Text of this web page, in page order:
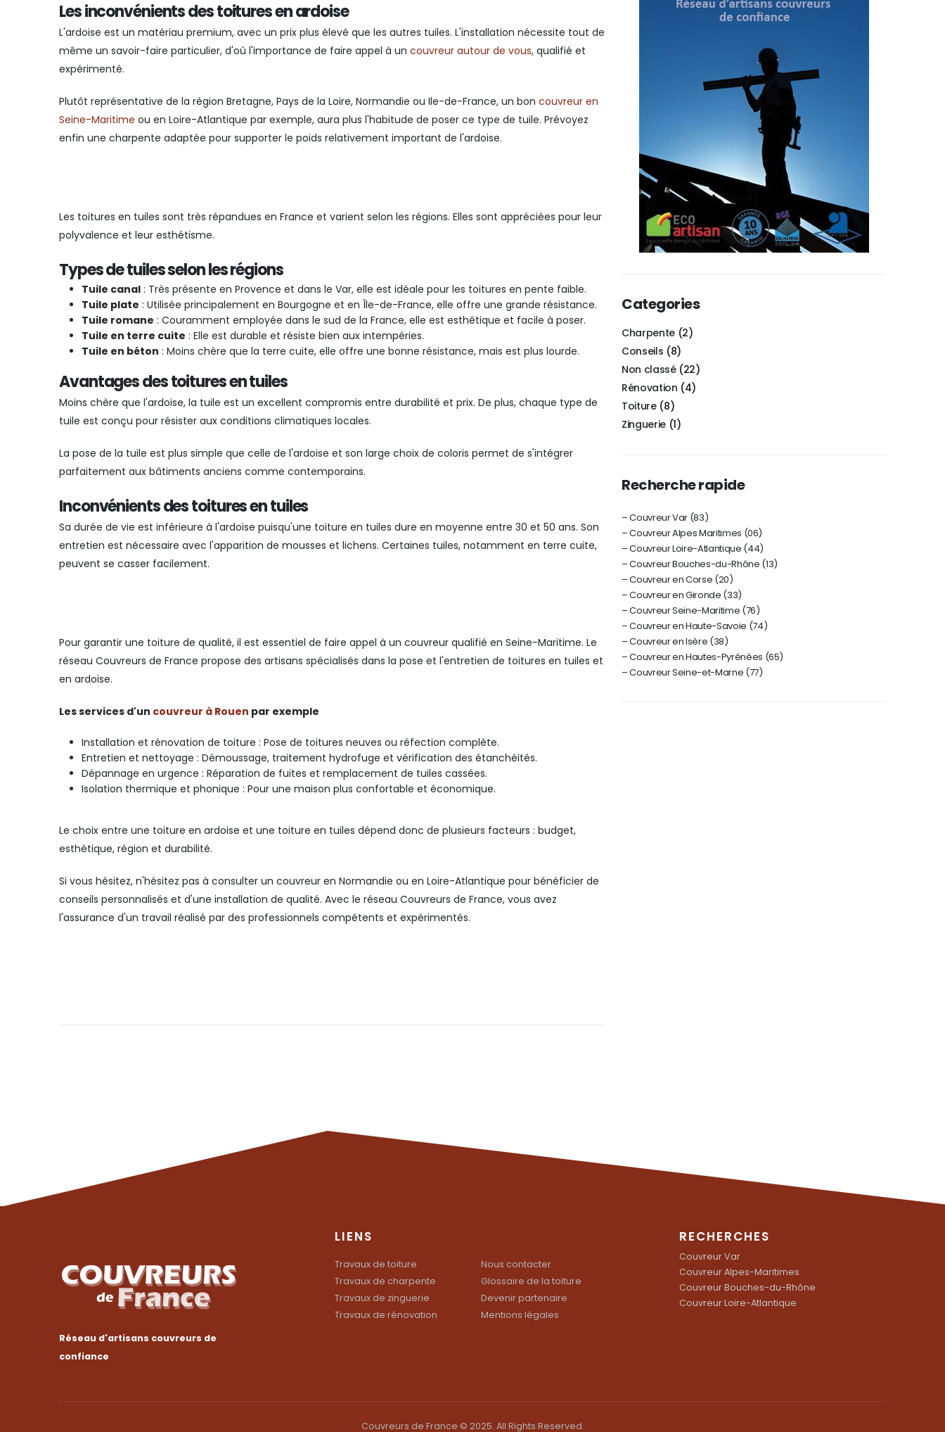
Les inconvénients des toitures en ardoise
L'ardoise est un matériau premium, avec un prix plus élevé que les autres tuiles. L'installation nécessite tout de
même un savoir-faire particulier, d'où l'importance de faire appel à un couvreur autour de vous, qualifié et
expérimenté.
Plutôt représentative de la région Bretagne, Pays de la Loire, Normandie ou Ile-de-France, un bon couvreur en
Seine-Maritime ou en Loire-Atlantique par exemple, aura plus l'habitude de poser ce type de tuile. Prévoyez
enfin une charpente adaptée pour supporter le poids relativement important de l'ardoise.
Les toitures en tuiles sont très répandues en France et varient selon les régions. Elles sont appréciées pour leur
polyvalence et leur esthétisme.
Types de tuiles selon les régions
Tuile canal : Très présente en Provence et dans le Var, elle est idéale pour les toitures en pente faible.
Tuile plate : Utilisée principalement en Bourgogne et en Île-de-France, elle offre une grande résistance.
Tuile romane : Couramment employée dans le sud de la France, elle est esthétique et facile à poser.
Tuile en terre cuite : Elle est durable et résiste bien aux intempéries.
Tuile en béton : Moins chère que la terre cuite, elle offre une bonne résistance, mais est plus lourde.
Avantages des toitures en tuiles
Moins chère que l'ardoise, la tuile est un excellent compromis entre durabilité et prix. De plus, chaque type de
tuile est conçu pour résister aux conditions climatiques locales.
La pose de la tuile est plus simple que celle de l'ardoise et son large choix de coloris permet de s'intégrer
parfaitement aux bâtiments anciens comme contemporains.
Inconvénients des toitures en tuiles
Sa durée de vie est inférieure à l'ardoise puisqu'une toiture en tuiles dure en moyenne entre 30 et 50 ans. Son
entretien est nécessaire avec l'apparition de mousses et lichens. Certaines tuiles, notamment en terre cuite,
peuvent se casser facilement.
Pour garantir une toiture de qualité, il est essentiel de faire appel à un couvreur qualifié en Seine-Maritime. Le
réseau Couvreurs de France propose des artisans spécialisés dans la pose et l'entretien de toitures en tuiles et
en ardoise.
Les services d'un couvreur à Rouen par exemple
Installation et rénovation de toiture : Pose de toitures neuves ou réfection complète.
Entretien et nettoyage : Démoussage, traitement hydrofuge et vérification des étanchéités.
Dépannage en urgence : Réparation de fuites et remplacement de tuiles cassées.
Isolation thermique et phonique : Pour une maison plus confortable et économique.
Le choix entre une toiture en ardoise et une toiture en tuiles dépend donc de plusieurs facteurs : budget,
esthétique, région et durabilité.
Si vous hésitez, n'hésitez pas à consulter un couvreur en Normandie ou en Loire-Atlantique pour bénéficier de
conseils personnalisés et d'une installation de qualité. Avec le réseau Couvreurs de France, vous avez
l'assurance d'un travail réalisé par des professionnels compétents et expérimentés.
Categories
Charpente(2)
Conseils (8)
Non classé(22)
Rénovation (4)
Toiture(8)
Zinguerie(1)
Recherche rapide
–Couvreur Var (83)
– Couvreur Alpes Maritimes (06)
–Couvreur Loire-Atlantique (44)
–Couvreur Bouches-du-Rhône (13)
–Couvreur en Corse (20)
–Couvreur en Gironde (33)
–Couvreur Seine-Maritime (76)
–Couvreur en Haute-Savoie (74)
–Couvreur en Isère (38)
–Couvreur en Hautes-Pyrénées (65)
–Couvreur Seine-et-Marne (77)
Réseau d'artisans couvreurs de
confiance
LIENS
Travaux de toiture
Travaux de charpente
Travaux de zinguerie
Travaux de rénovation
Nous contacter
Glossaire de la toiture
Devenir partenaire
Mentions légales
RECHERCHES
Couvreur Var
Couvreur Alpes-Maritimes
Couvreur Bouches-du-Rhône
Couvreur Loire-Atlantique
Couvreurs de France © 2025. All Rights Reserved.